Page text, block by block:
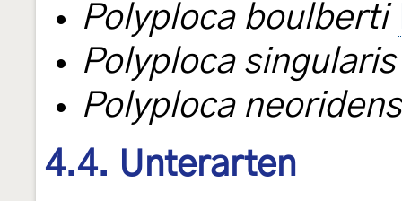
Polyploca boulberti
Polyploca singularis
Polyploca neoridens
4.4. Unterarten